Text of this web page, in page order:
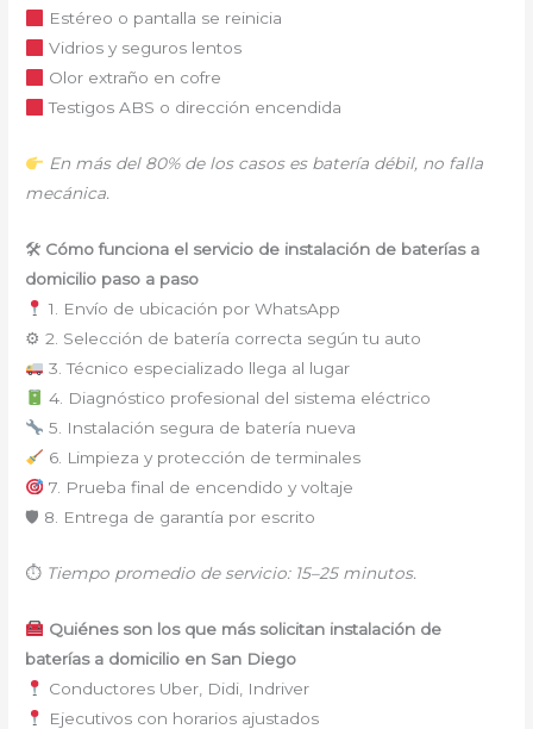
Estéreo o pantalla se reinicia
Vidrios y seguros lentos
Olor extraño en cofre
Testigos ABS o dirección encendida
En más del 80% de los casos es batería débil, no falla
mecánica.
🛠 Cómo funciona el servicio de instalación de baterías a
domicilio paso a paso
1. Envío de ubicación por WhatsApp
⚙ 2. Selección de batería correcta según tu auto
3. Técnico especializado llega al lugar
4. Diagnóstico profesional del sistema eléctrico
5. Instalación segura de batería nueva
6. Limpieza y protección de terminales
7. Prueba final de encendido y voltaje
🛡 8. Entrega de garantía por escrito
⏱ Tiempo promedio de servicio: 15–25 minutos.
Quiénes son los que más solicitan instalación de
baterías a domicilio en San Diego
Conductores Uber, Didi, Indriver
Ejecutivos con horarios ajustados